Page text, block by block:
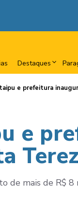
Destaques
e prefeitura
e
de mais de R$